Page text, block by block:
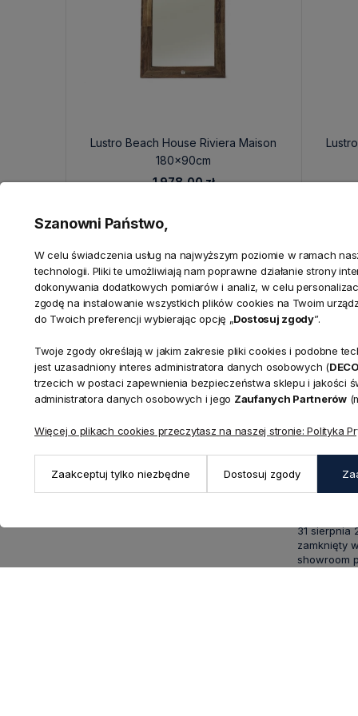
Lustro Beach House Riviera Maison
180x90cm
1 978,00 zł
KONTAKT
Realizacja zamówień
+ 48 721 772 234
Doradztwo produktowe
Biuro
sklep@decoratore.pl
Showroom
ul. Bielska
Pon. - Pt.:
31 sierpnia
zamknięty
showroom
Szanowni Państwo,
W celu świadczenia usług na najwyższym poziomie w ramach
technologii. Pliki te umożliwiają nam poprawne działanie strony
dokonywania dodatkowych pomiarów i analiz, w celu
zgodę na instalowanie wszystkich plików cookies na Twoim
do Twoich preferencji wybierając opcję „Dostosuj zgody”.
Twoje zgody określają w jakim zakresie pliki cookies i podobne
jest uzasadniony interes administratora danych osobowych (
trzecich w postaci zapewnienia bezpieczeństwa sklepu i jakości
administratora danych osobowych i jego Zaufanych Partnerów
Więcej o plikach cookies przeczytasz na naszej stronie: Polityka
Zaakceptuj tylko niezbędne Dostosuj zgody